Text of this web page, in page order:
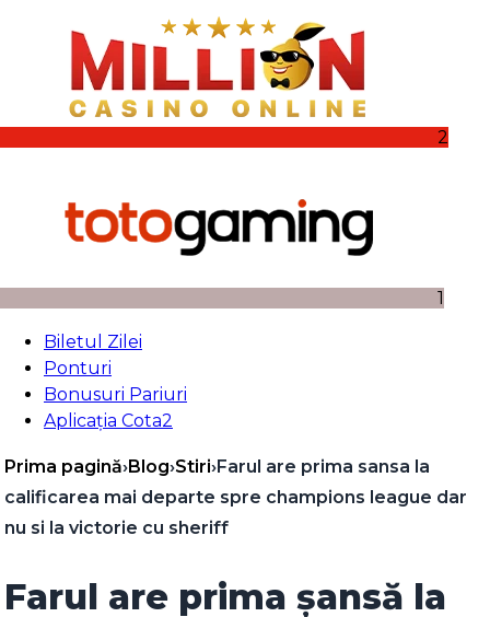
2
1
Biletul Zilei
Ponturi
Bonusuri Pariuri
Aplicația Cota2
Prima pagină›Blog›Stiri›Farul are prima sansa la
calificarea mai departe spre champions league dar
nu si la victorie cu sheriff
Farul are prima șansă la